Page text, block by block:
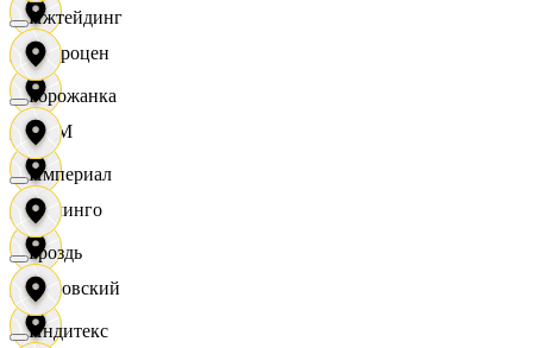
Доброцен
ДОМ
Доминго
Кировский
Ижтейдинг
Горожанка
Империал
Гроздь
Индитекс